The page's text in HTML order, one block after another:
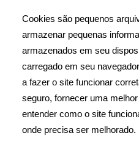
Cookies são pequenos
armazenar pequenas
armazenados em seu
carregado em seu
a fazer o site funcionar
seguro, fornecer uma
entender como o site
onde precisa ser melhorado.